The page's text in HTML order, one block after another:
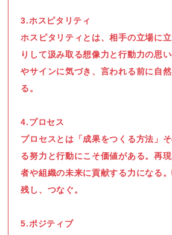
3.ホスピタリティ
ホスピタリティとは、相手の立場に
りして汲み取る想像力と行動力の思
やサインに気づき、言われる前に自
る。
4.プロセス
プロセスとは「成果をつくる方法」
る努力と行動にこそ価値がある。再
者や組織の未来に貢献する力になる。
残し、つなぐ。
5.ポジティブ